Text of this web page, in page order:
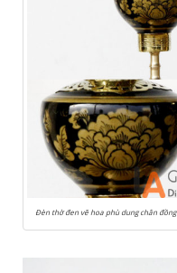
Đèn thờ đen vẽ hoa phù dung chân đồng